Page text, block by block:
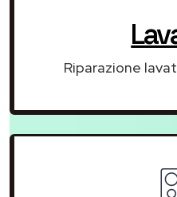
Riparazione